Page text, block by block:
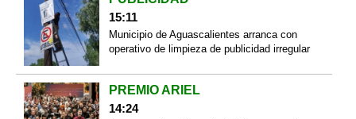
15:11
Municipio de Aguascalientes arranca con
operativo de limpieza de publicidad irregular
PREMIO ARIEL
14:24